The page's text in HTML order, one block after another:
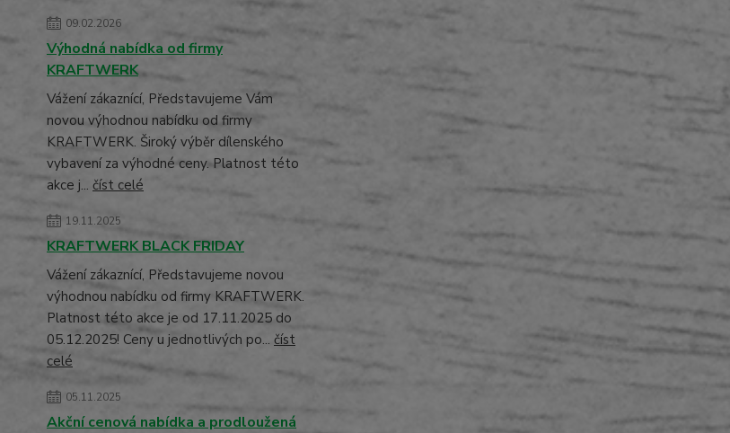
09.02.2026
Výhodná nabídka od firmy
KRAFTWERK
Vážení zákaznící, Představujeme Vám
novou výhodnou nabídku od firmy
KRAFTWERK. Široký výběr dílenského
vybavení za výhodné ceny. Platnost této
akce j... číst celé
19.11.2025
KRAFTWERK BLACK FRIDAY
Vážení zákaznící, Představujeme novou
výhodnou nabídku od firmy KRAFTWERK.
Platnost této akce je od 17.11.2025 do
05.12.2025! Ceny u jednotlivých po... číst
celé
05.11.2025
Akční cenová nabídka a prodloužená